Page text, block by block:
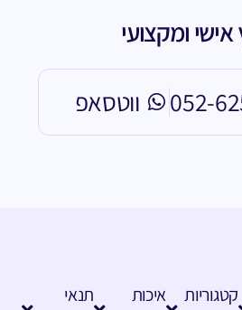
אישי ומקצועי
052- ווטסאפ
תנאי
קטגוריות
איכות